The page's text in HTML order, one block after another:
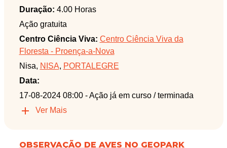
Duração: 4.00 Horas
Ação gratuita
Centro Ciência Viva: Centro Ciência Viva da
Floresta - Proença-a-Nova
Nisa, NISA, PORTALEGRE
Data:
17-08-2024 08:00 - Ação já em curso / terminada
Ver Mais
OBSERVAÇÃO DE AVES NO GEOPARK